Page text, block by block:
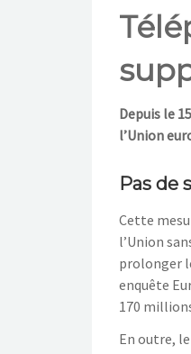
Depuis le
l’Union
Pas de
Cette
l’Union
prolonger
enquête
170
En outre,